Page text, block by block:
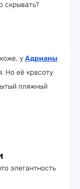
скрывать?
у Адрианы
Но её красоту
пляжный
элегантность